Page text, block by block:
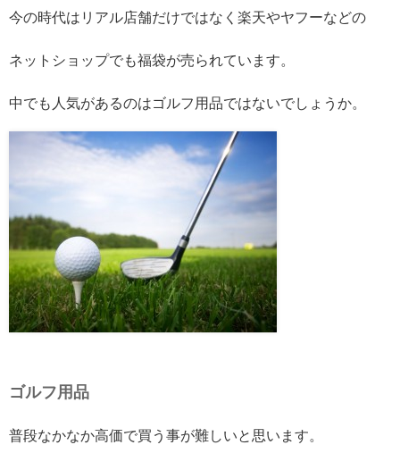
今の時代はリアル店舗だけではなく楽天やヤフーなどの
ネットショップでも福袋が売られています。
中でも人気があるのはゴルフ用品ではないでしょうか。
ゴルフ用品
普段なかなか高価で買う事が難しいと思います。